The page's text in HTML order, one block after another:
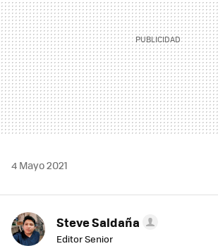
4 Mayo 2021
Steve Saldaña
Editor Senior